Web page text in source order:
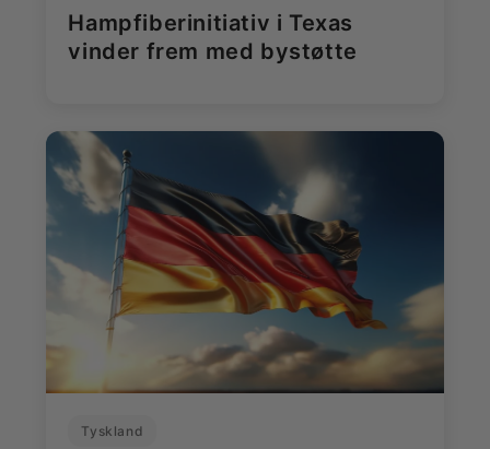
Hampfiberinitiativ i Texas
vinder frem med bystøtte
Tyskland